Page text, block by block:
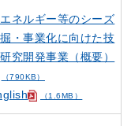
ネルギー等のシーズ
・事業化に向けた技
究開発事業（概要）
（790KB）
（1.6MB）